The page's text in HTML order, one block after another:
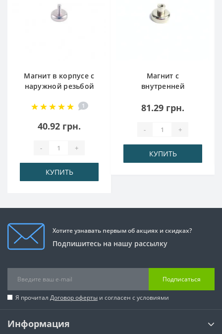
Магнит в корпусе с
наружной резьбой
1
40.92 грн.
- +
КУПИТЬ
Магнит с
внутренней
81.29 грн.
- +
КУПИТЬ
Хотите узнавать первым об акциях и скидках?
Подпишитесь на нашу рассылку
Подписаться
Я прочитал Договор оферты и согласен с условиями
Информация